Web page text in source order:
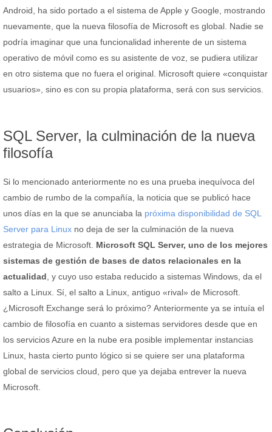
Android, ha sido portado a el sistema de Apple y Google, mostrando
nuevamente, que la nueva filosofía de Microsoft es global. Nadie se
podría imaginar que una funcionalidad inherente de un sistema
operativo de móvil como es su asistente de voz, se pudiera utilizar
en otro sistema que no fuera el original. Microsoft quiere «conquistar
usuarios», sino es con su propia plataforma, será con sus servicios.
SQL Server, la culminación de la nueva
filosofía
Si lo mencionado anteriormente no es una prueba inequívoca del
cambio de rumbo de la compañía, la noticia que se publicó hace
unos días en la que se anunciaba la próxima disponibilidad de SQL
Server para Linux no deja de ser la culminación de la nueva
estrategia de Microsoft. Microsoft SQL Server, uno de los mejores
sistemas de gestión de bases de datos relacionales en la
actualidad , y cuyo uso estaba reducido a sistemas Windows, da el
salto a Linux. Sí, el salto a Linux, antiguo «rival» de Microsoft.
¿Microsoft Exchange será lo próximo? Anteriormente ya se intuía el
cambio de filosofía en cuanto a sistemas servidores desde que en
los servicios Azure en la nube era posible implementar instancias
Linux, hasta cierto punto lógico si se quiere ser una plataforma
global de servicios cloud, pero que ya dejaba entrever la nueva
Microsoft.